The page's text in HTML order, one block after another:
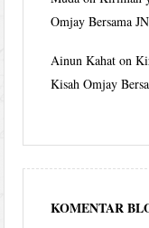
Omjay Bersama
Ainun Kahat on
Kisah Omjay
KOMENTAR